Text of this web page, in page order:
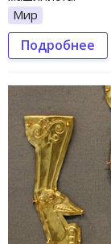
Мир
Подробнее